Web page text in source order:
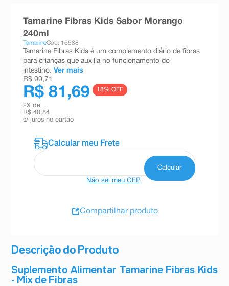
Descrição do Produto
Suplemento Alimentar Tamarine Fibras Kids
- Mix de Fibras
Tamarine Fibras Kids Sabor Morango
240ml
TamarineCód: 16588
Tamarine Fibras Kids é um complemento diário de fibras
para crianças que auxilia no funcionamento do
intestino. Ver mais
R$ 99,71
R$ 81,69 18% OFF
2X de
R$ 40,84
s/ juros no cartão
Não sei meu CEP
Compartilhar produto
absorvente
10ºshampoo